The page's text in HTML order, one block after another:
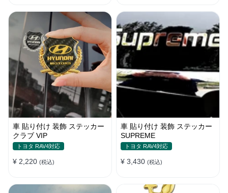
車 貼り付け 装飾 ステッカー
クラブ VIP
トヨタ RAV4対応
¥ 2,220 (税込)
車 貼り付け 装飾 ステッカー
SUPREME
トヨタ RAV4対応
¥ 3,430 (税込)